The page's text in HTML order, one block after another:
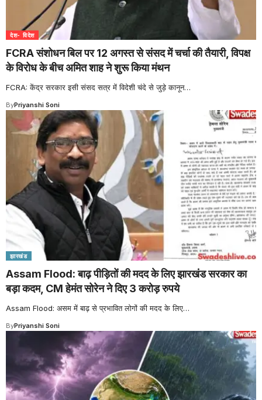
देश- विदेश
FCRA संशोधन बिल पर 12 अगस्त से संसद में चर्चा की तैयारी, विपक्ष
के विरोध के बीच अमित शाह ने शुरू किया मंथन
FCRA: केंद्र सरकार इसी संसद सत्र में विदेशी चंदे से जुड़े कानून…
ByPriyanshi Soni
झारखंड
Assam Flood: बाढ़ पीड़ितों की मदद के लिए झारखंड सरकार का
बड़ा कदम, CM हेमंत सोरेन ने दिए 3 करोड़ रुपये
Assam Flood: असम में बाढ़ से प्रभावित लोगों की मदद के लिए…
ByPriyanshi Soni